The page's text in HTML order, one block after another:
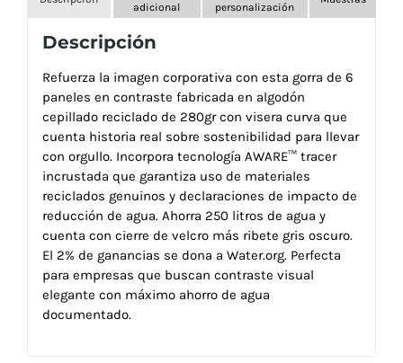
adicional
personalización
Descripción
Refuerza la imagen corporativa con esta gorra de 6
paneles en contraste fabricada en algodón
cepillado reciclado de 280gr con visera curva que
cuenta historia real sobre sostenibilidad para llevar
con orgullo. Incorpora tecnología AWARE™ tracer
incrustada que garantiza uso de materiales
reciclados genuinos y declaraciones de impacto de
reducción de agua. Ahorra 250 litros de agua y
cuenta con cierre de velcro más ribete gris oscuro.
El 2% de ganancias se dona a Water.org. Perfecta
para empresas que buscan contraste visual
elegante con máximo ahorro de agua
documentado.